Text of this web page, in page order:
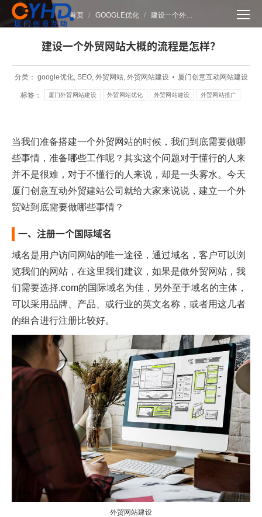
您在这里：
首页 GOOGLE优化 建设一个外…
建设一个外贸网站大概的流程是怎样？
分类： google优化, SEO, 外贸网站, 外贸网站建设 厦门创意互动网站建设
标签： 厦门外贸网站建设 外贸网站优化 外贸网站建设 外贸网站推广
当我们准备搭建一个外贸网站的时候，我们到底需要做哪
些事情，准备哪些工作呢？其实这个问题对于懂行的人来
并不是很难，对于不懂行的人来说，却是一头雾水。今天
厦门创意互动外贸建站公司 就给大家来说说，建立一个外
贸站到底需要做哪些事情？
一、注册一个国际域名
域名是用户访问网站的唯一途径，通过域名，客户可以浏
览我们的网站，在这里我们建议，如果是做外贸网站，我
们需要选择.com的国际域名为佳，另外至于域名的主体，
可以采用品牌、产品、或行业的英文名称，或者用这几者
的组合进行注册比较好。
外贸网站建设